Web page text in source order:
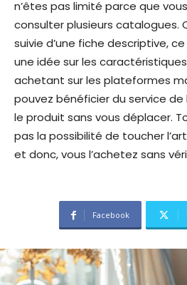
n’êtes pas limité parce que
consulter plusieurs catalogues.
suivie d’une fiche descriptive,
une idée sur les caractéristiques
achetant sur les plateformes
pouvez bénéficier du service de
le produit sans vous déplacer.
pas la possibilité de toucher
et donc, vous l’achetez sans
Facebook